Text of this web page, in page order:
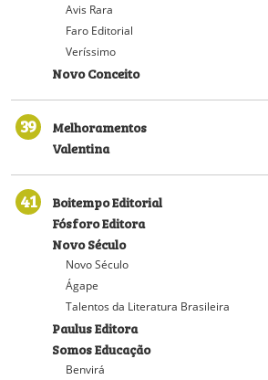
Avis Rara
Faro Editorial
Veríssimo
Novo Conceito
39
Melhoramentos
Valentina
41
Boitempo Editorial
Fósforo Editora
Novo Século
Novo Século
Ágape
Talentos da Literatura Brasileira
Paulus Editora
Somos Educação
Benvirá